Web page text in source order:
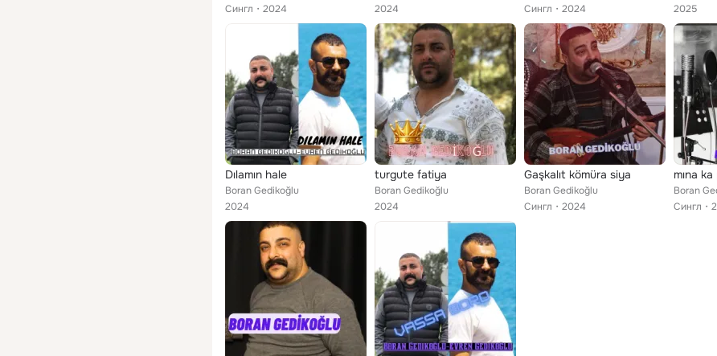
Сингл
2024
2024
Сингл
2024
2025
Dılamın hale
Boran Gedikoğlu
2024
turgute fatiya
Boran Gedikoğlu
2024
Gaşkalıt kömüra siya
Boran Gedikoğlu
Сингл
2024
mına
Boran
Сингл